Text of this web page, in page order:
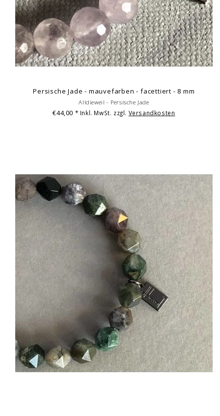
Persische Jade - mauvefarben - facettiert - 8 mm
Alldieweil - Persische Jade
€44,00 * Inkl. MwSt. zzgl. Versandkosten